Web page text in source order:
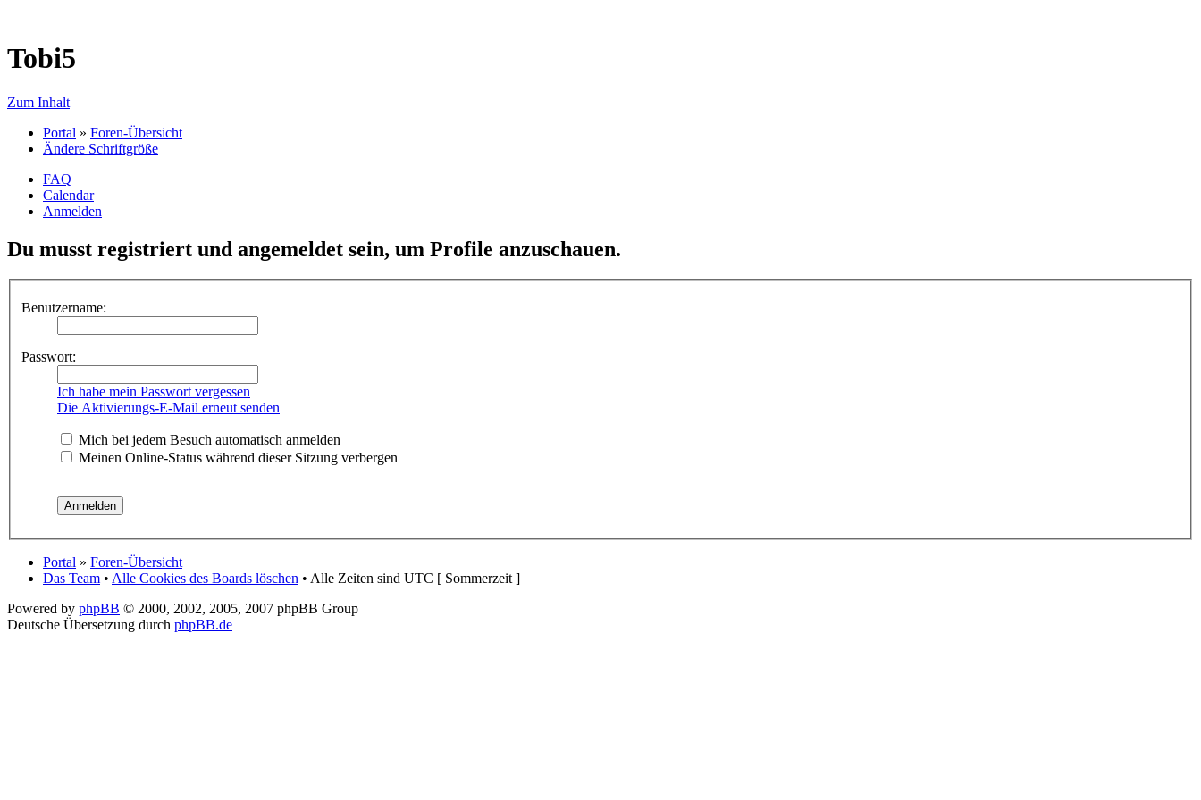
Tobi5
Zum Inhalt
Portal » Foren-Übersicht
Ändere Schriftgröße
FAQ
Calendar
Anmelden
Du musst registriert und angemeldet sein, um Profile anzuschauen.
Benutzername:
Passwort:
Ich habe mein Passwort vergessen
Die Aktivierungs-E-Mail erneut senden
Mich bei jedem Besuch automatisch anmelden
Meinen Online-Status während dieser Sitzung verbergen
Portal » Foren-Übersicht
Das Team • Alle Cookies des Boards löschen • Alle Zeiten sind UTC [ Sommerzeit ]
Powered by phpBB © 2000, 2002, 2005, 2007 phpBB Group
Deutsche Übersetzung durch phpBB.de